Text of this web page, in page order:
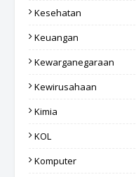
Kesehatan
Keuangan
Kewarganegaraan
Kewirusahaan
Kimia
KOL
Komputer